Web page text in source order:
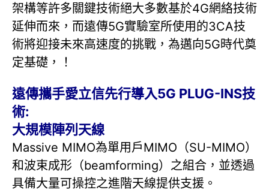
架構等許多關鍵技術絕大多數基於4G網絡技術
延伸而來，而遠傳5G實驗室所使用的3CA技
術將迎接未來高速度的挑戰，為邁向5G時代奠
定基礎，！
遠傳攜手愛立信先行導入5G PLUG-INS技
術:
大規模陣列天線
Massive MIMO為單用戶MIMO（SU-MIMO）
和波束成形（beamforming）之組合，並透過
具備大量可操控之進階天線提供支援。